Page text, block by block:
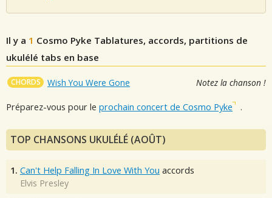
Il y a 1 Cosmo Pyke Tablatures, accords, partitions de
ukulélé tabs en base
CHORDS Wish You Were Gone Notez la chanson !
Préparez-vous pour le prochain concert de Cosmo Pyke .
TOP CHANSONS UKULÉLÉ (AOÛT)
1. Can't Help Falling In Love With You accords
Elvis Presley